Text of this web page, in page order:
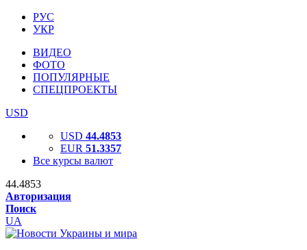
РУС
УКР
ВИДЕО
ФОТО
ПОПУЛЯРНЫЕ
СПЕЦПРОЕКТЫ
USD
USD 44.4853
EUR 51.3357
Все курсы валют
44.4853
Авторизация
Поиск
UA